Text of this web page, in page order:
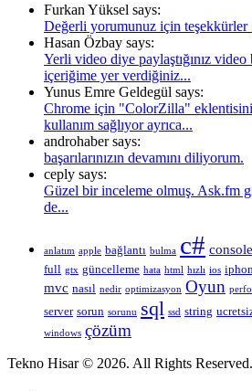
Furkan Yüksel says:
Değerli yorumunuz için teşekkürler
Hasan Özbay says:
Yerli video diye paylaştığınız
içeriğime yer verdiğiniz...
Yunus Emre Geldegül says:
Chrome için "ColorZilla"
kullanım sağlıyor ayrıca...
androhaber says:
başarılarınızın devamını diliyorum.
ceply says:
Güzel bir inceleme olmuş. Ask.fm
de...
anlatım apple bağlantı bulma c# console
full gtx güncelleme hata html hızlı ios
mvc nasıl nedir optimizasyon Oyun
server sorun sorunu sql ssd string
windows çözüm
Tekno Hisar © 2026. All Rights Reserved.